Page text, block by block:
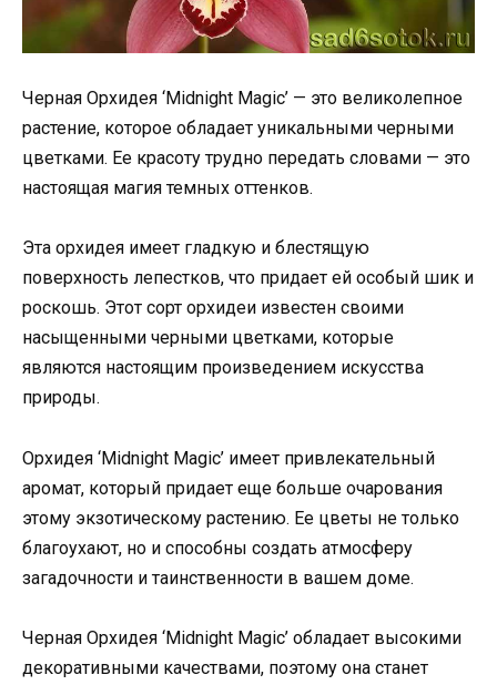
Черная Орхидея ‘Midnight Magic’ — это великолепное
растение, которое обладает уникальными черными
цветками. Ее красоту трудно передать словами — это
настоящая магия темных оттенков.
Эта орхидея имеет гладкую и блестящую
поверхность лепестков, что придает ей особый шик и
роскошь. Этот сорт орхидеи известен своими
насыщенными черными цветками, которые
являются настоящим произведением искусства
природы.
Орхидея ‘Midnight Magic’ имеет привлекательный
аромат, который придает еще больше очарования
этому экзотическому растению. Ее цветы не только
благоухают, но и способны создать атмосферу
загадочности и таинственности в вашем доме.
Черная Орхидея ‘Midnight Magic’ обладает высокими
декоративными качествами, поэтому она станет